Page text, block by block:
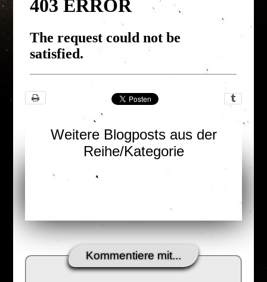
Weitere Blogposts aus der
Reihe/Kategorie
Kommentiere mit...